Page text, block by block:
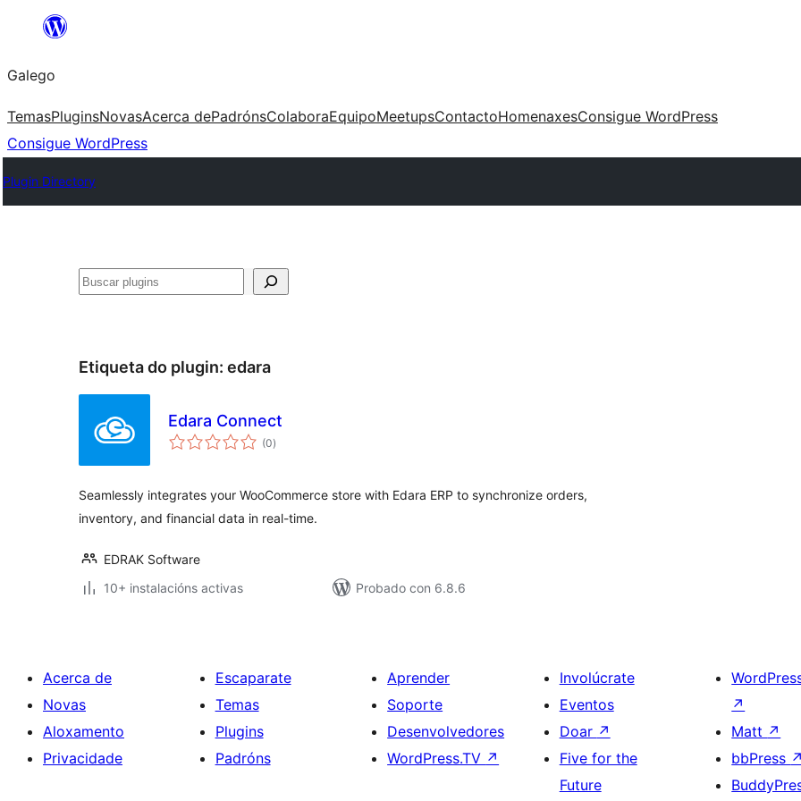
Saltar
contido
Galego
TemasPluginsNovasAcerca dePadrónsColaboraEquipoMeetupsContactoHomenaxesConsigue WordPress
Consigue WordPress
Plugin Directory
Buscar
Etiqueta do plugin: edara
Edara Connect
(0valoracións
totais
)
Seamlessly integrates your WooCommerce store with Edara ERP to synchronize orders,
inventory, and financial data in real-time.
EDRAK Software
10+ instalacións activas
Probado con 6.8.6
Acerca de
Novas
Aloxamento
Privacidade
Escaparate
Temas
Plugins
Padróns
Aprender
Soporte
Desenvolvedores
WordPress.TV ↗
Involúcrate
Eventos
Doar ↗
Five for the
Future
↗
Matt ↗
bbPress ↗